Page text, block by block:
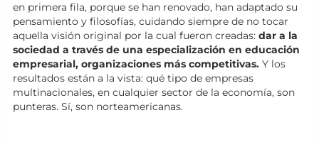
en primera fila, porque se han renovado, han adaptado su
pensamiento y filosofías, cuidando siempre de no tocar
aquella visión original por la cual fueron creadas: dar a la
sociedad a través de una especialización en educación
empresarial, organizaciones más competitivas. Y los
resultados están a la vista: qué tipo de empresas
multinacionales, en cualquier sector de la economía, son
punteras. Sí, son norteamericanas.